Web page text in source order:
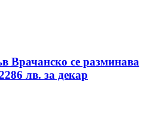
Врачанско се разминава
лв. за декар